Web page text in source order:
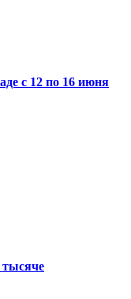
с 12 по 16 июня
тысяче